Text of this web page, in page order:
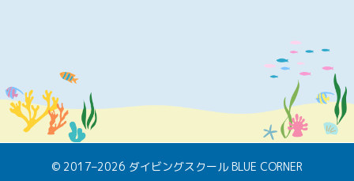
© 2017–2026 ダイビングスクール BLUE CORNER